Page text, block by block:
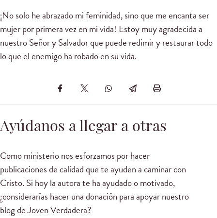
¡No solo he abrazado mi feminidad, sino que me encanta ser
mujer por primera vez en mi vida! Estoy muy agradecida a
nuestro Señor y Salvador que puede redimir y restaurar todo
lo que el enemigo ha robado en su vida.
Ayúdanos a llegar a otras
Como ministerio nos esforzamos por hacer
publicaciones de calidad que te ayuden a caminar con
Cristo. Si hoy la autora te ha ayudado o motivado,
¿considerarías hacer una donación para apoyar nuestro
blog de Joven Verdadera?